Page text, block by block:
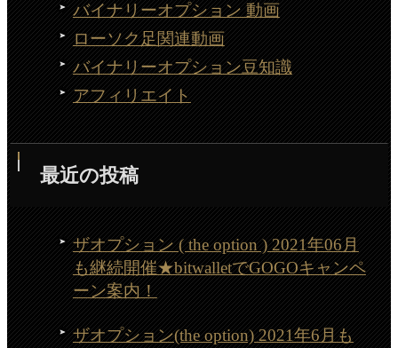
バイナリーオプション 動画
ローソク足関連動画
バイナリーオプション豆知識
アフィリエイト
最近の投稿
ザオプション ( the option ) 2021年06月
も継続開催★bitwalletでGOGOキャンペ
ーン案内！
ザオプション(the option) 2021年6月も